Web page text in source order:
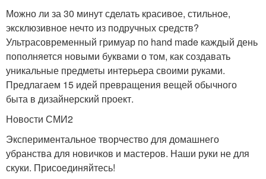
Можно ли за 30 минут сделать красивое, стильное,
эксклюзивное нечто из подручных средств?
Ультрасовременный гримуар по hand made каждый день
пополняется новыми буквами о том, как создавать
уникальные предметы интерьера своими руками.
Предлагаем 15 идей превращения вещей обычного
быта в дизайнерский проект.
Новости СМИ2
Экспериментальное творчество для домашнего
убранства для новичков и мастеров. Наши руки не для
скуки. Присоединяйтесь!